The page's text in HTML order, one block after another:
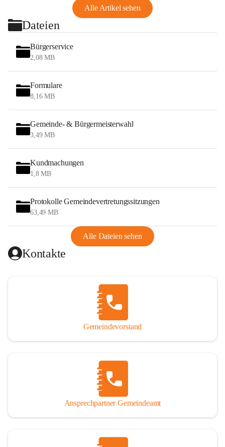
Alle Artikel sehen
Dateien
Bürgerservice
2,08 MB
Formulare
8,16 MB
Gemeinde- & Bürgermeisterwahl
3,49 MB
Kundmachungen
1,8 MB
Protokolle Gemeindevertretungssitzungen
63,49 MB
Alle Dateien sehen
Kontakte
Gemeindevorstand
Ansprechpartner Gemeindeamt